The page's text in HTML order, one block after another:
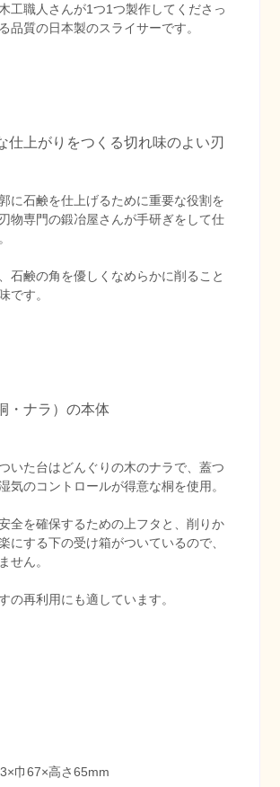
工職人さんが1つ1つ製作してくださっ
品質の日本製のスライサーです。
仕上がりをつくる切れ味のよい刃
に石鹸を仕上げるために重要な役割を
物専門の鍛冶屋さんが手研ぎをして仕
石鹸の角を優しくなめらかに削ること
です。
・ナラ）の本体
いた台はどんぐりの木のナラで、蓋つ
気のコントロールが得意な桐を使用。
全を確保するための上フタと、削りか
にする下の受け箱がついているので、
せん。
の再利用にも適しています。
巾67×高さ65mm